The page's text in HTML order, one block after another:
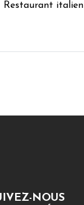
Restaurant italien
NOUS